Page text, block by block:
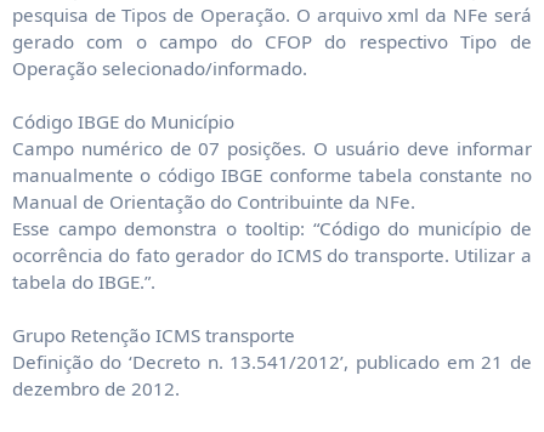
pesquisa de Tipos de Operação. O arquivo xml da NFe será
gerado com o campo do CFOP do respectivo Tipo de
Operação selecionado/informado.
Código IBGE do Município
Campo numérico de 07 posições. O usuário deve informar
manualmente o código IBGE conforme tabela constante no
Manual de Orientação do Contribuinte da NFe.
Esse campo demonstra o tooltip: “Código do município de
ocorrência do fato gerador do ICMS do transporte. Utilizar a
tabela do IBGE.”.
Grupo Retenção ICMS transporte
Definição do ‘Decreto n. 13.541/2012’, publicado em 21 de
dezembro de 2012.